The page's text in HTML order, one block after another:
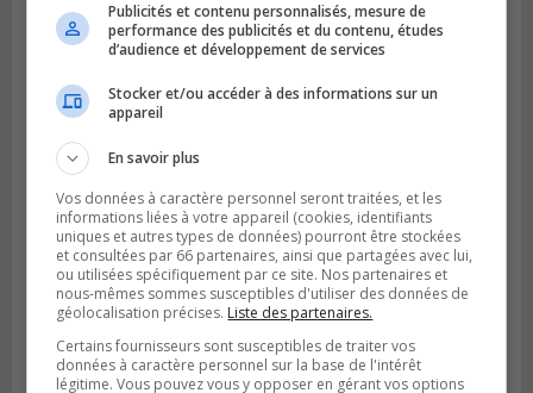
Publié le 6 août 2026 à 09h39
Longueuil injecte 1,5 M$ pour moderniser
deux stations de pompage
Publicités et contenu personnalisés, mesure de
performance des publicités et du contenu, études
d’audience et développement de services
Stocker et/ou accéder à des informations sur un
appareil
En savoir plus
Vos données à caractère personnel seront traitées, et les
informations liées à votre appareil (cookies, identifiants
uniques et autres types de données) pourront être stockées
et consultées par 66 partenaires, ainsi que partagées avec lui,
ou utilisées spécifiquement par ce site. Nos partenaires et
nous-mêmes sommes susceptibles d'utiliser des données de
géolocalisation précises. Liste des partenaires.
Certains fournisseurs sont susceptibles de traiter vos
données à caractère personnel sur la base de l'intérêt
légitime. Vous pouvez vous y opposer en gérant vos options